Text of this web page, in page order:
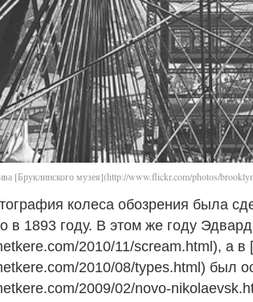
[Бруклинского музея](http://www.flickr.com/photos/
колеса обозрения была
в 1893 году. В этом же году
2010/11/scream.html), а в
2010/08/types.html) был
2009/02/novo-